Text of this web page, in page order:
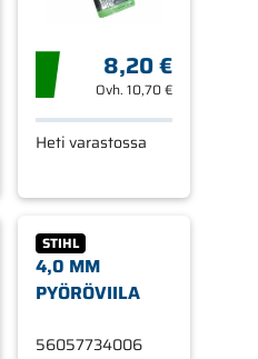
8,20 €
Ovh.10,70 €
Heti varastossa
STIHL
4,0 MM
PYÖRÖVIILA
56057734006